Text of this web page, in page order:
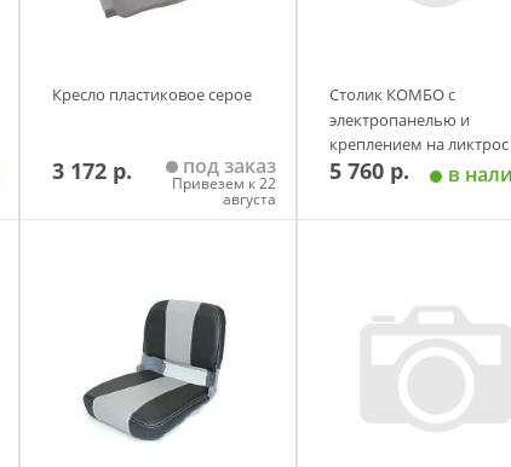
Кресло пластиковое серое
3 172 р. под заказ
Привезем к 22
августа
Столик КОМБО с
электропанелью и
креплением на
20 Патриот
5 760 р. в